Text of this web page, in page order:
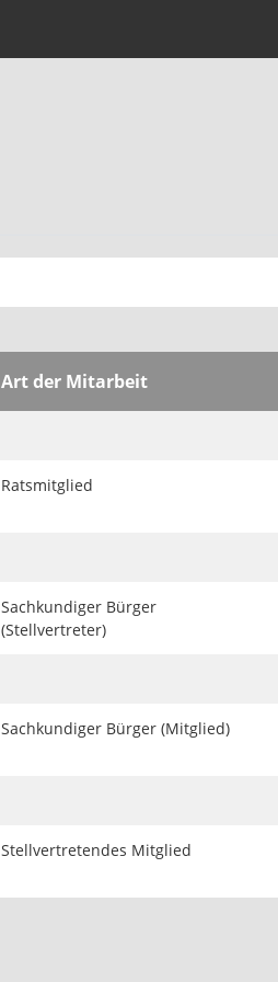
Art der Mitarbeit
Ratsmitglied
Sachkundiger Bürger
(Stellvertreter)
Sachkundiger Bürger (Mitglied)
Stellvertretendes Mitglied